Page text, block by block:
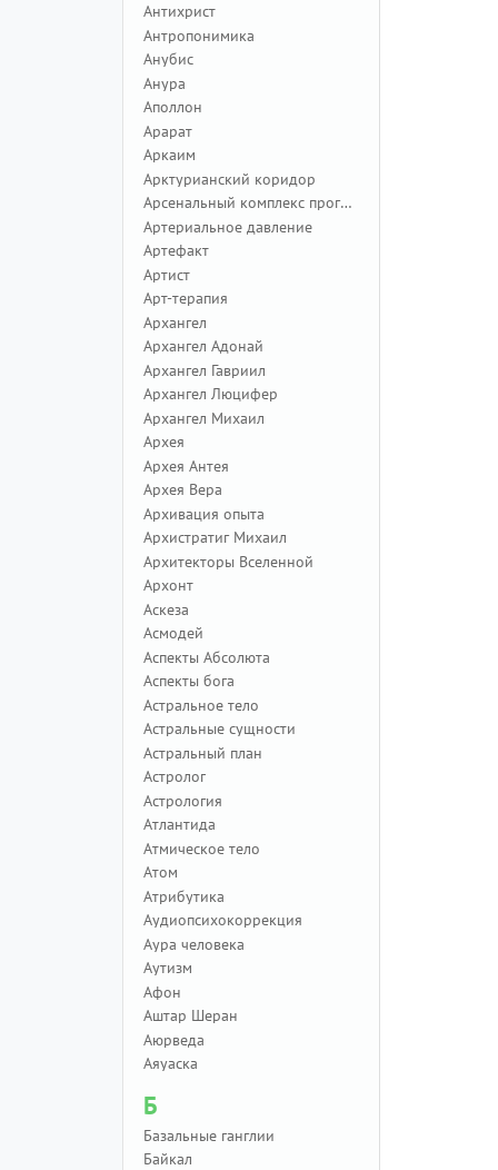
Антихрист
Антропонимика
Анубис
Анура
Аполлон
Арарат
Аркаим
Арктурианский коридор
Арсенальный комплекс программ
Артериальное давление
Артефакт
Артист
Арт-терапия
Архангел
Архангел Адонай
Архангел Гавриил
Архангел Люцифер
Архангел Михаил
Архея
Архея Антея
Архея Вера
Архивация опыта
Архистратиг Михаил
Архитекторы Вселенной
Архонт
Аскеза
Асмодей
Аспекты Абсолюта
Аспекты бога
Астральное тело
Астральные сущности
Астральный план
Астролог
Астрология
Атлантида
Атмическое тело
Атом
Атрибутика
Аудиопсихокоррекция
Аура человека
Аутизм
Афон
Аштар Шеран
Аюрведа
Аяуаска
Б
Базальные ганглии
Байкал